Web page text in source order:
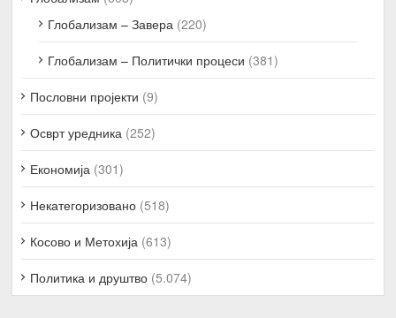
Глобализам – Завера (220)
Глобализам – Политички процеси (381)
Пословни пројекти (9)
Осврт уредника (252)
Економија (301)
Некатегоризовано (518)
Косово и Метохија (613)
Политика и друштво (5.074)